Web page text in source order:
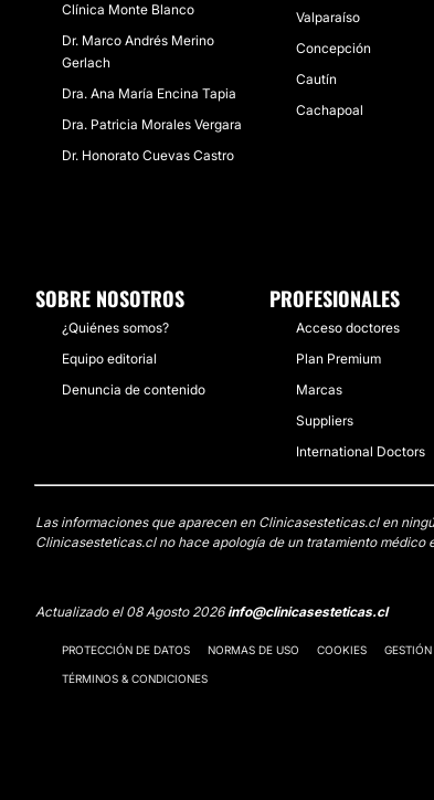
Clínica Monte Blanco
Dr. Marco Andrés Merino
Gerlach
Dra. Ana María Encina Tapia
Dra. Patricia Morales Vergara
Dr. Honorato Cuevas Castro
Valparaíso
Concepción
Cautín
Cachapoal
SOBRE NOSOTROS
¿Quiénes somos?
Equipo editorial
Denuncia de contenido
PROFESIONALES
Acceso doctores
Plan Premium
Marcas
Suppliers
International Doctors
Las informaciones que aparecen en Clinicasesteticas.cl en
Clinicasesteticas.cl no hace apología de un tratamiento
Actualizado el 08 Agosto 2026info@clinicasesteticas.cl
PROTECCIÓN DE DATOS NORMAS DE USO COOKIES
TÉRMINOS & CONDICIONES